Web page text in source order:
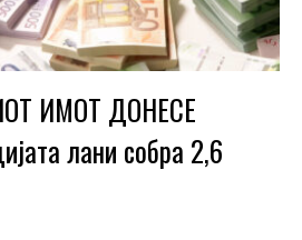
ИМОТ ДОНЕСЕ
лани собра 2,6